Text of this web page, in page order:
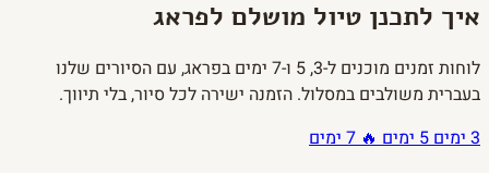
איך לתכנן טיול מושלם לפראג
לוחות זמנים מוכנים ל-3, 5 ו-7 ימים בפראג, עם הסיורים שלנו
בעברית משולבים במסלול. הזמנה ישירה לכל סיור, בלי תיווך.
3 ימים
5 ימים 🔥 7 ימים